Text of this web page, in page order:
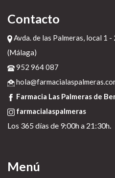
Contacto
Avda. de las Palmeras, local 1
(Málaga)
952 964 087
Farmacia Las Palmeras de
farmacialaspalmeras
Los 365 días de 9:00h a 21:30h.
Menú